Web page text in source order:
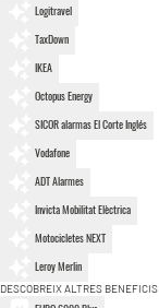
Logitravel
TaxDown
IKEA
Octopus Energy
SICOR alarmas El Corte Inglés
Vodafone
ADT Alarmes
Invicta Mobilitat Elèctrica
Motocicletes NEXT
Leroy Merlin
DESCOBREIX ALTRES BENEFICIS